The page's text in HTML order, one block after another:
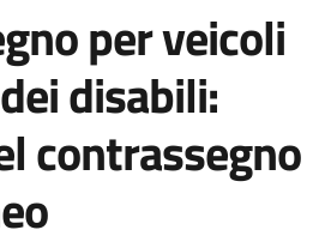
per veicoli
disabili:
contrassegno